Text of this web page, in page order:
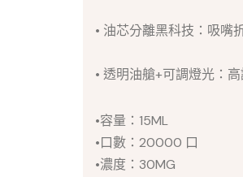
• 油芯分離黑科技：吸嘴
• 透明油艙+可調燈光：
•容量：15ML
•口數：20000 口
•濃度：30MG